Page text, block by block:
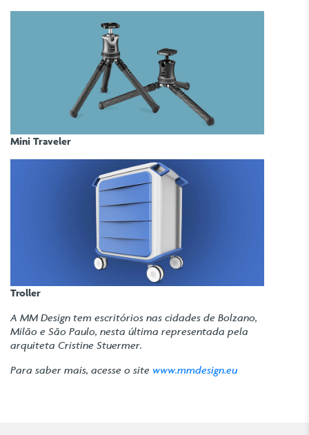
Mini Traveler
Troller
A MM Design tem escritórios nas cidades de Bolzano,
Milão e São Paulo, nesta última representada pela
arquiteta Cristine Stuermer.
Para saber mais, acesse o site www.mmdesign.eu